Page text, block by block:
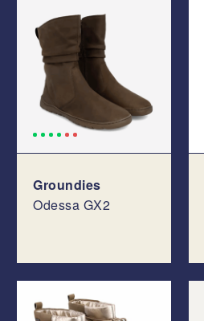
Groundies
Odessa GX2